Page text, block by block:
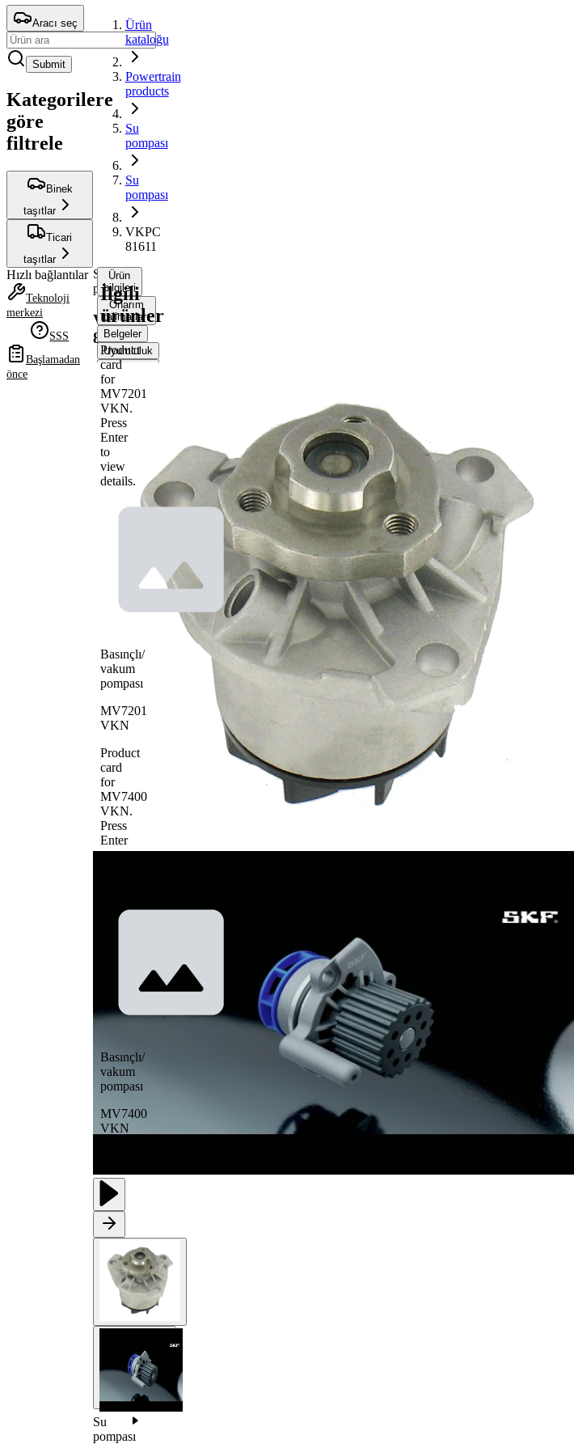
Aracı seç
Submit
Kategorilere
göre
filtrele
Binek
taşıtlar
Ticari
taşıtlar
Hızlı bağlantılar
Teknoloji
merkezi
SSS
Başlamadan
önce
Ürün
kataloğu
Powertrain
products
Su
pompası
Su
pompası
VKPC
81611
Su
pompası
VKPC
81611
Su
pompası
Ürün
bilgileri
Onarım
talimatları
Belgeler
Uyumluluk
OE
numaraları
Ürün bilgileri
Özellik
İlave
ürün/
İlave
açıklama
Contalar
ile
pompası
çarkı
İlgili
ürünler
Product
card
for
MV7201
VKN.
Press
Enter
to
view
details.
Basınçlı/
vakum
pompası
MV7201
VKN
Product
card
for
MV7400
VKN.
Press
Enter
to
Basınçlı/
vakum
pompası
MV7400
VKN